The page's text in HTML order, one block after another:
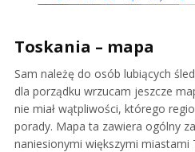
Toskania – mapa
Sam należę do osób lubiących
dla porządku wrzucam jeszcze
nie miał wątpliwości, którego
porady. Mapa ta zawiera ogólny
naniesionymi większymi miastami